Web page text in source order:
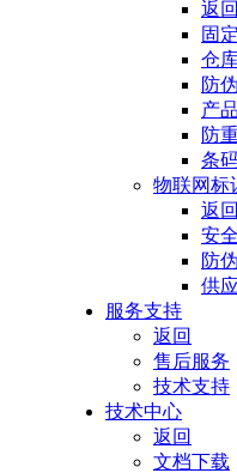
返回
固
仓
防
产
防
条
物联网标
返回
安
防
供
服务支持
返回
售后服务
技术支持
技术中心
返回
文档下载